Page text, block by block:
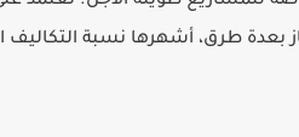
طرق، أشهرها نسبة التكاليف